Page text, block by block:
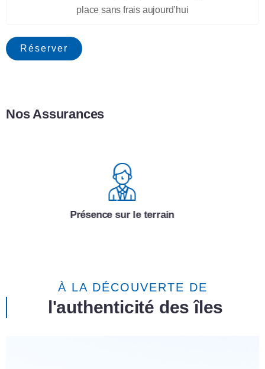
place sans frais aujourd’hui
Réserver
Nos Assurances
Rapport qualité - Prix
À LA DÉCOUVERTE DE
l'authenticité des îles